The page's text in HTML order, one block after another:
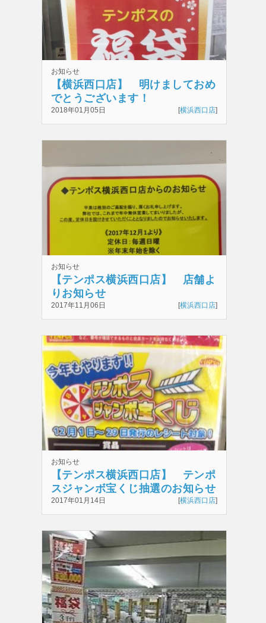
お知らせ
【横浜西口店】 明けましておめ
でとうございます！
2018年01月05日 [横浜西口店]
お知らせ
【テンポス横浜西口店】 店舗よ
りお知らせ
2017年11月06日 [横浜西口店]
お知らせ
【テンポス横浜西口店】 テンポ
スジャンボ宝くじ抽選のお知らせ
2017年01月14日 [横浜西口店]